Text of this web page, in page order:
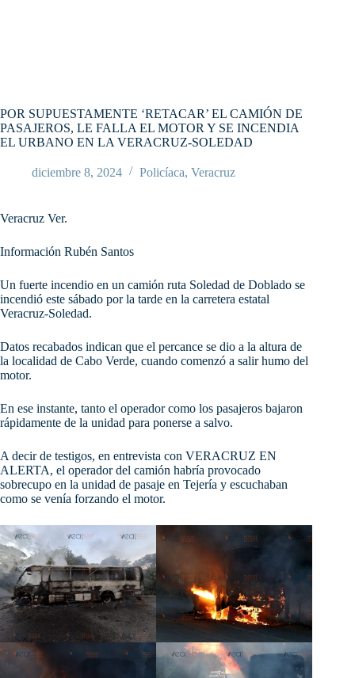
POR SUPUESTAMENTE ‘RETACAR’ EL CAMIÓN DE
PASAJEROS, LE FALLA EL MOTOR Y SE INCENDIA
EL URBANO EN LA VERACRUZ-SOLEDAD
diciembre 8, 2024 Policíaca, Veracruz
Veracruz Ver.
Información Rubén Santos
Un fuerte incendio en un camión ruta Soledad de Doblado se
incendió este sábado por la tarde en la carretera estatal
Veracruz-Soledad.
Datos recabados indican que el percance se dio a la altura de
la localidad de Cabo Verde, cuando comenzó a salir humo del
motor.
En ese instante, tanto el operador como los pasajeros bajaron
rápidamente de la unidad para ponerse a salvo.
A decir de testigos, en entrevista con VERACRUZ EN
ALERTA, el operador del camión habría provocado
sobrecupo en la unidad de pasaje en Tejería y escuchaban
como se venía forzando el motor.